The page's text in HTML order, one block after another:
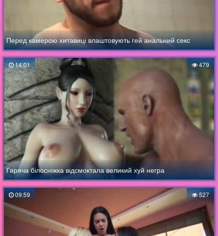
Перед камерою хитавиці влаштовують гей анальний секс
14:01 479
Гаряча білосніжка відсмоктала великий хуй негра
09:59 527